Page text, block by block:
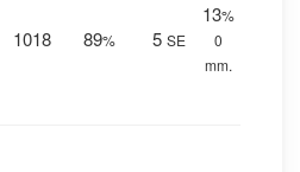
1018 89% 5 SE
13%
0
mm.